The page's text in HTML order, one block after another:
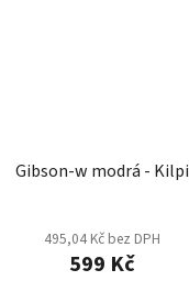
Gibson-w modrá - Kilpi
495,04 Kč bez DPH
599 Kč